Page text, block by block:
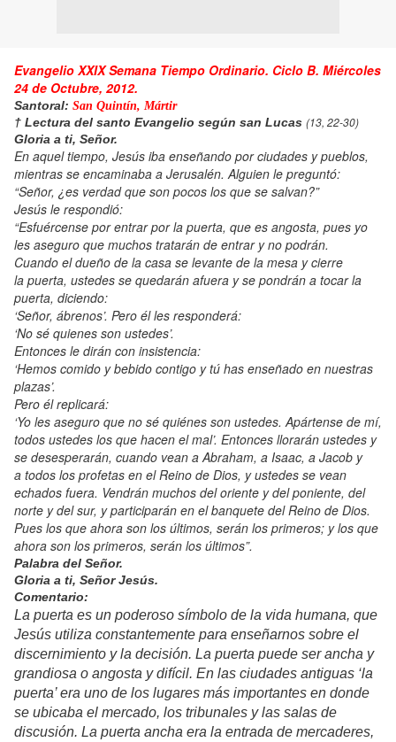
Evangelio XXIX Semana Tiempo Ordinario. Ciclo B. Miércoles
24 de Octubre, 2012.
Santoral: San Quintín, Mártir
† Lectura del santo Evangelio según san Lucas (13, 22-30)
Gloria a ti, Señor.
En aquel tiempo, Jesús iba enseñando por ciudades y pueblos,
mientras se encaminaba a Jerusalén. Alguien le preguntó:
“Señor, ¿es verdad que son pocos los que se salvan?”
Jesús le respondió:
“Esfuércense por entrar por la puerta, que es angosta, pues yo
les aseguro que muchos tratarán de entrar y no podrán.
Cuando el dueño de la casa se levante de la mesa y cierre
la puerta, ustedes se quedarán afuera y se pondrán a tocar la
puerta, diciendo:
‘Señor, ábrenos’. Pero él les responderá:
‘No sé quienes son ustedes’.
Entonces le dirán con insistencia:
‘Hemos comido y bebido contigo y tú has enseñado en nuestras
plazas’.
Pero él replicará:
‘Yo les aseguro que no sé quiénes son ustedes. Apártense de mí,
todos ustedes los que hacen el mal’. Entonces llorarán ustedes y
se desesperarán, cuando vean a Abraham, a Isaac, a Jacob y
a todos los profetas en el Reino de Dios, y ustedes se vean
echados fuera. Vendrán muchos del oriente y del poniente, del
norte y del sur, y participarán en el banquete del Reino de Dios.
Pues los que ahora son los últimos, serán los primeros; y los que
ahora son los primeros, serán los últimos”.
Palabra del Señor.
Gloria a ti, Señor Jesús.
Comentario:
La puerta es un poderoso símbolo de la vida humana, que
Jesús utiliza constantemente para enseñarnos sobre el
discernimiento y la decisión. La puerta puede ser ancha y
grandiosa o angosta y difícil. En las ciudades antiguas ‘la
puerta’ era uno de los lugares más importantes en donde
se ubicaba el mercado, los tribunales y las salas de
discusión. La puerta ancha era la entrada de mercaderes,